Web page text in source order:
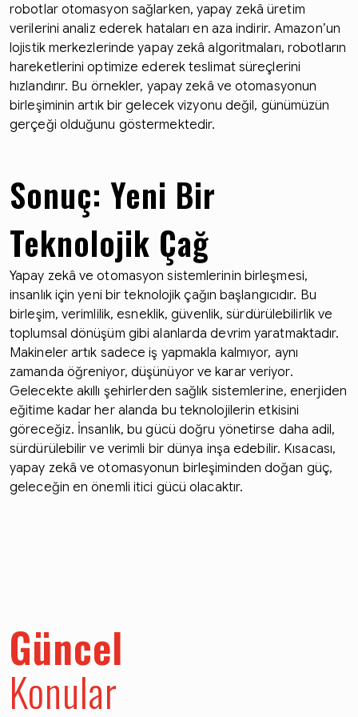
robotlar otomasyon sağlarken, yapay zekâ üretim
verilerini analiz ederek hataları en aza indirir. Amazon’un
lojistik merkezlerinde yapay zekâ algoritmaları, robotların
hareketlerini optimize ederek teslimat süreçlerini
hızlandırır. Bu örnekler, yapay zekâ ve otomasyonun
birleşiminin artık bir gelecek vizyonu değil, günümüzün
gerçeği olduğunu göstermektedir.
Sonuç: Yeni Bir
Teknolojik Çağ
Yapay zekâ ve otomasyon sistemlerinin birleşmesi,
insanlık için yeni bir teknolojik çağın başlangıcıdır. Bu
birleşim, verimlilik, esneklik, güvenlik, sürdürülebilirlik ve
toplumsal dönüşüm gibi alanlarda devrim yaratmaktadır.
Makineler artık sadece iş yapmakla kalmıyor, aynı
zamanda öğreniyor, düşünüyor ve karar veriyor.
Gelecekte akıllı şehirlerden sağlık sistemlerine, enerjiden
eğitime kadar her alanda bu teknolojilerin etkisini
göreceğiz. İnsanlık, bu gücü doğru yönetirse daha adil,
sürdürülebilir ve verimli bir dünya inşa edebilir. Kısacası,
yapay zekâ ve otomasyonun birleşiminden doğan güç,
geleceğin en önemli itici gücü olacaktır.
Güncel
Konular